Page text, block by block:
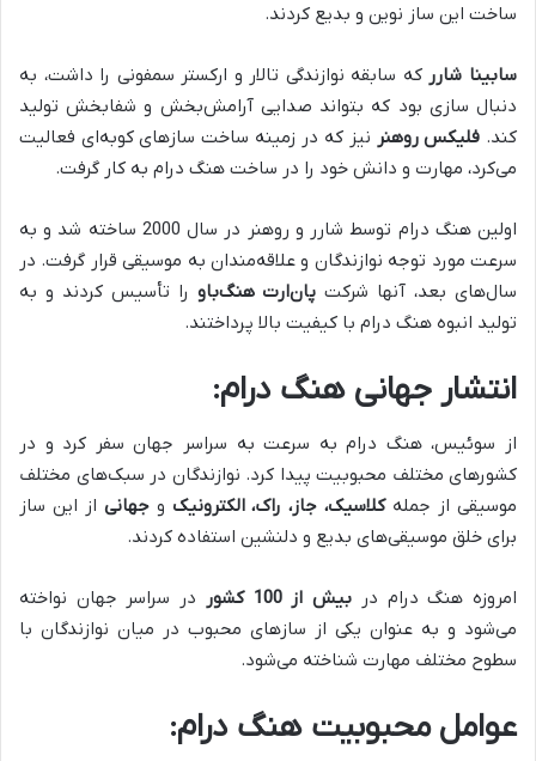
ساخت این ساز نوین و بدیع کردند.
سابینا شارر که سابقه نوازندگی تالار و ارکستر سمفونی را داشت، به
دنبال سازی بود که بتواند صدایی آرامش‌بخش و شفابخش تولید
کند. فلیکس روهنر نیز که در زمینه ساخت سازهای کوبه‌ای فعالیت
می‌کرد، مهارت و دانش خود را در ساخت هنگ درام به کار گرفت.
اولین هنگ درام توسط شارر و روهنر در سال 2000 ساخته شد و به
سرعت مورد توجه نوازندگان و علاقه‌مندان به موسیقی قرار گرفت. در
سال‌های بعد، آنها شرکت پان‌ارت هنگ‌باو را تأسیس کردند و به
تولید انبوه هنگ درام با کیفیت بالا پرداختند.
انتشار جهانی هنگ درام:
از سوئیس، هنگ درام به سرعت به سراسر جهان سفر کرد و در
کشورهای مختلف محبوبیت پیدا کرد. نوازندگان در سبک‌های مختلف
موسیقی از جملهکلاسیک، جاز، راک، الکترونیک وجهانی از این ساز
برای خلق موسیقی‌های بدیع و دلنشین استفاده کردند.
امروزه هنگ درام در بیش از 100 کشور
در سراسر جهان نواخته
می‌شود و به عنوان یکی از سازهای محبوب در میان نوازندگان با
سطوح مختلف مهارت شناخته می‌شود.
عوامل محبوبیت هنگ درام: